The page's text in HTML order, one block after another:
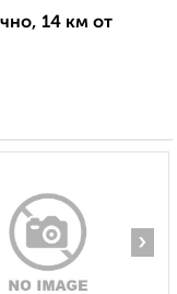
14 км от
›